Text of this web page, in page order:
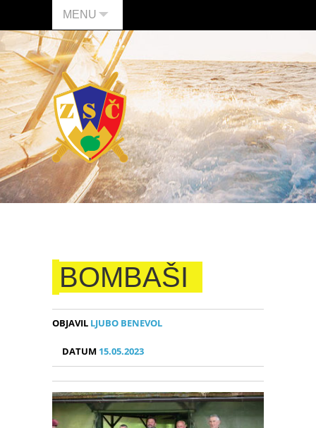
MENU
BOMBAŠI
OBJAVIL LJUBO BENEVOL
DATUM 15.05.2023